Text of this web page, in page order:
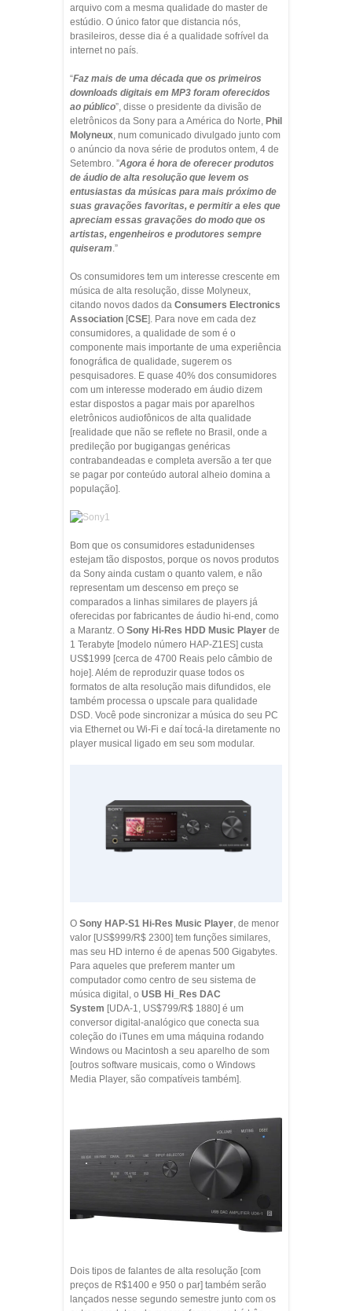
arquivo com a mesma qualidade do master de
estúdio. O único fator que distancia nós,
brasileiros, desse dia é a qualidade sofrível da
internet no país.
“Faz mais de uma década que os primeiros
downloads digitais em MP3 foram oferecidos
ao público”, disse o presidente da divisão de
eletrônicos da Sony para a América do Norte, Phil
Molyneux, num comunicado divulgado junto com
o anúncio da nova série de produtos ontem, 4 de
Setembro. ”Agora é hora de oferecer produtos
de áudio de alta resolução que levem os
entusiastas da músicas para mais próximo de
suas gravações favoritas, e permitir a eles que
apreciam essas gravações do modo que os
artistas, engenheiros e produtores sempre
quiseram.”
Os consumidores tem um interesse crescente em
música de alta resolução, disse Molyneux,
citando novos dados da Consumers Electronics
Association [CSE]. Para nove em cada dez
consumidores, a qualidade de som é o
componente mais importante de uma experiência
fonográfica de qualidade, sugerem os
pesquisadores. E quase 40% dos consumidores
com um interesse moderado em áudio dizem
estar dispostos a pagar mais por aparelhos
eletrônicos audiofônicos de alta qualidade
[realidade que não se reflete no Brasil, onde a
predileção por bugigangas genéricas
contrabandeadas e completa aversão a ter que
se pagar por conteúdo autoral alheio domina a
população].
Bom que os consumidores estadunidenses
estejam tão dispostos, porque os novos produtos
da Sony ainda custam o quanto valem, e não
representam um descenso em preço se
comparados a linhas similares de players já
oferecidas por fabricantes de áudio hi-end, como
a Marantz. O Sony Hi-Res HDD Music Player de
1 Terabyte [modelo número HAP-Z1ES] custa
US$1999 [cerca de 4700 Reais pelo câmbio de
hoje]. Além de reproduzir quase todos os
formatos de alta resolução mais difundidos, ele
também processa o upscale para qualidade
DSD. Você pode sincronizar a música do seu PC
via Ethernet ou Wi-Fi e daí tocá-la diretamente no
player musical ligado em seu som modular.
O Sony HAP-S1 Hi-Res Music Player , de menor
valor [US$999/R$ 2300] tem funções similares,
mas seu HD interno é de apenas 500 Gigabytes.
Para aqueles que preferem manter um
computador como centro de seu sistema de
música digital, o USB Hi_Res DAC
System [UDA-1, US$799/R$ 1880] é um
conversor digital-analógico que conecta sua
coleção do iTunes em uma máquina rodando
Windows ou Macintosh a seu aparelho de som
[outros software musicais, como o Windows
Media Player, são compatíveis também].
Dois tipos de falantes de alta resolução [com
preços de R$1400 e 950 o par] também serão
lançados nesse segundo semestre junto com os